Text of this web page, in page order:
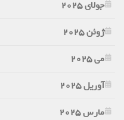
جولای 2025
ژوئن 2025
می 2025
آوریل 2025
مارس 2025